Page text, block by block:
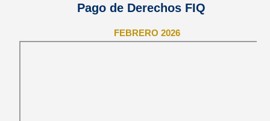
Pago de Derechos FIQ
FEBRERO 2026